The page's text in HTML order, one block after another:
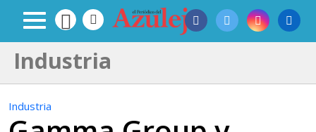
Industria
Industria